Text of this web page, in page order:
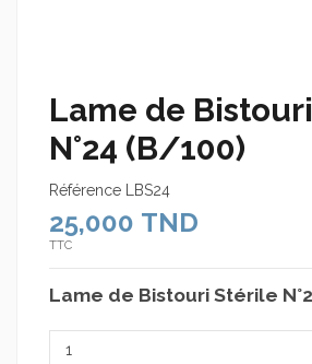
Lame de
N°24 (B/100)
Référence LBS24
25,000 TND
TTC
Lame de Bistouri Stérile